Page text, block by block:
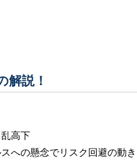
解説！
乱高下
への懸念でリスク回避の動き